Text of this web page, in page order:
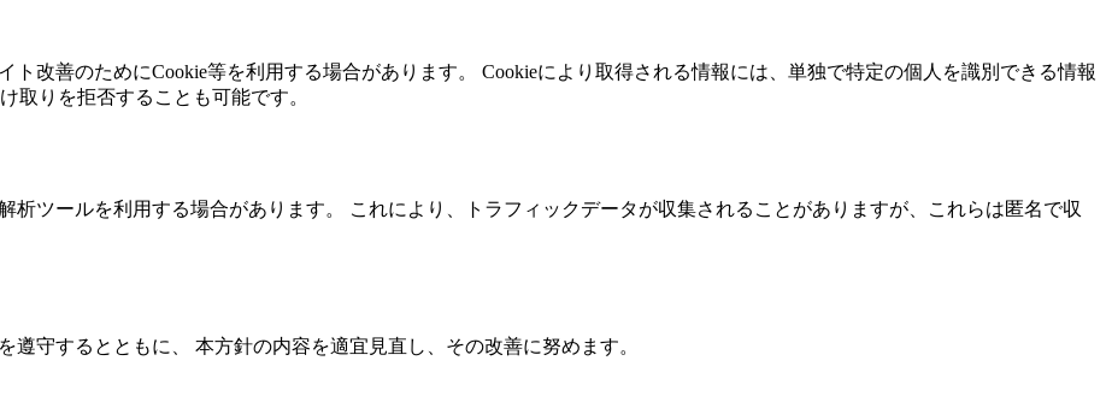
改善のためにCookie等を利用する場合があります。 Cookieにより取得される情報には、単独で特定の個人を識別できる情報
取りを拒否することも可能です。
析ツールを利用する場合があります。 これにより、トラフィックデータが収集されることがありますが、これらは匿名で収
守するとともに、 本方針の内容を適宜見直し、その改善に努めます。